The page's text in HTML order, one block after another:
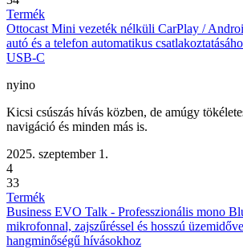
Termék
Ottocast Mini vezeték nélküli CarPlay /
autó és a telefon automatikus
USB-C
nyino
Kicsi csúszás hívás közben, de amúgy
navigáció és minden más is.
2025. szeptember 1.
4
33
Termék
Business EVO Talk - Professzionális mono
mikrofonnal, zajszűréssel és hosszú
hangminőségű hívásokhoz